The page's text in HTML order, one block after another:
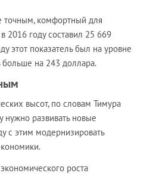
точным, комфортный для
2016 году составил 25 669
этот показатель был на уровне
больше на 243 доллара.
высот, по словам Тимура
нужно развивать новые
с этим модернизировать
роста